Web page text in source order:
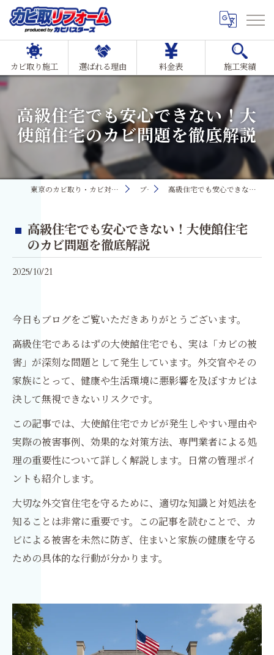
カビ取り施工 選ばれる理由 料金表 施工実績
高級住宅でも安心できない！大
使館住宅のカビ問題を徹底解説
東京のカビ取り・カビ対策ならMIST工法®カビ取リフォーム ブログ 高級住宅でも安心できない！大使館住宅のカビ問題を徹底解説
高級住宅でも安心できない！大使館住宅
のカビ問題を徹底解説
2025/10/21
今日もブログをご覧いただきありがとうございます。
高級住宅であるはずの大使館住宅でも、実は「カビの被
害」が深刻な問題として発生しています。外交官やその
家族にとって、健康や生活環境に悪影響を及ぼすカビは
決して無視できないリスクです。
この記事では、大使館住宅でカビが発生しやすい理由や
実際の被害事例、効果的な対策方法、専門業者による処
理の重要性について詳しく解説します。日常の管理ポイ
ントも紹介します。
大切な外交官住宅を守るために、適切な知識と対処法を
知ることは非常に重要です。この記事を読むことで、カ
ビによる被害を未然に防ぎ、住まいと家族の健康を守る
ための具体的な行動が分かります。